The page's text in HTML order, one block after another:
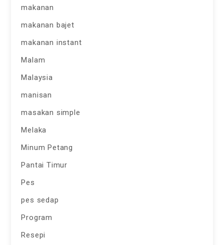
makanan
makanan bajet
makanan instant
Malam
Malaysia
manisan
masakan simple
Melaka
Minum Petang
Pantai Timur
Pes
pes sedap
Program
Resepi